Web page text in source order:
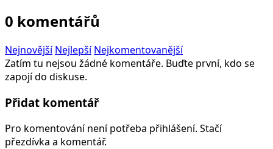
0 komentářů
Nejnovější Nejlepší Nejkomentovanější
Zatím tu nejsou žádné komentáře. Buďte první, kdo se
zapojí do diskuse.
Přidat komentář
Pro komentování není potřeba přihlášení. Stačí
přezdívka a komentář.